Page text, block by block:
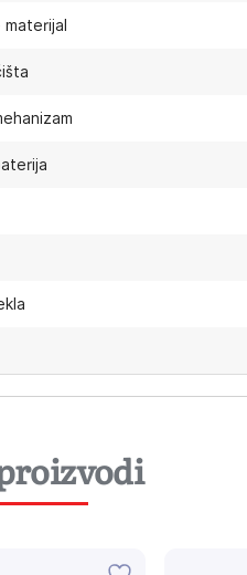
materijal